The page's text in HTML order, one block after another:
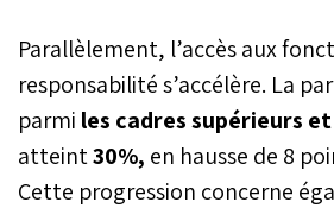
Parallèlement, l’accès aux
responsabilité s’accélère. La
parmi les cadres supérieurs
atteint30%, en hausse de 8
Cette progression concerne